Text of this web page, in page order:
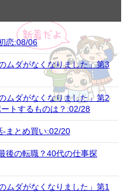
恋:08/06
ムダがなくなりました」第3
ムダがなくなりました」第2
トするものは？:02/28
-まとめ買い:02/20
後の転職？40代の仕事探
ムダがなくなりました」第1